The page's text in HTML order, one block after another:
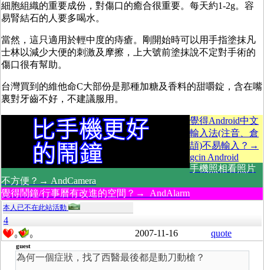
細胞組織的重要成份，對傷口的癒合很重要。每天約1-2g。容
易腎結石的人要多喝水。
當然，這只適用於輕中度的痔瘡。剛開始時可以用手指塗抹凡
士林以減少大便的刺激及摩擦，上大號前塗抹說不定對手術的
傷口很有幫助。
台灣買到的維他命C大部份是那種加糖及香料的甜嚼錠，含在嘴
裏對牙齒不好，不建議服用。
覺得Android中文
輸入法(注音、倉
頡)不易輸入？→
gcin Android
手機照相看照片
不方便？→ AndCamera
覺得鬧鐘/行事曆有改進的空間？→ AndAlarm
本人已不在此站活動
4
0 0 2007-11-16 quote
guest
為何一個症狀，找了西醫最後都是動刀動槍？